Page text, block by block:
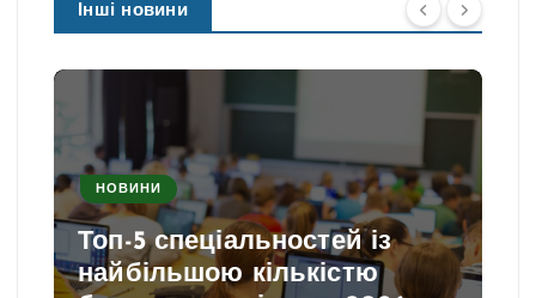
Інші новини
НОВИНИ
Топ-5 спеціальностей із
найбільшою кількістю